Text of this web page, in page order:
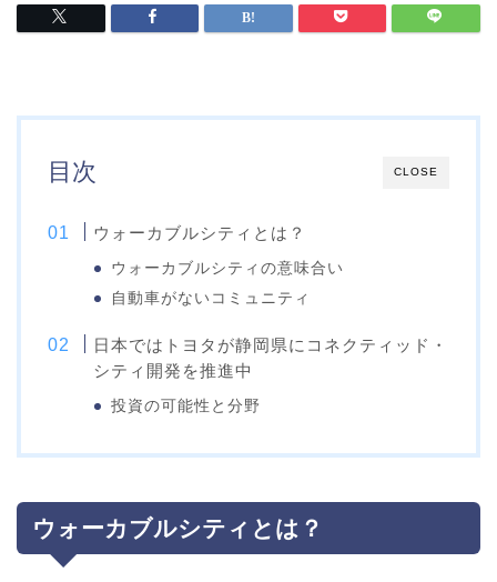
CLOSE
目次
ウォーカブルシティとは？
ウォーカブルシティの意味合い
自動車がないコミュニティ
日本ではトヨタが静岡県にコネクティッド・
シティ開発を推進中
投資の可能性と分野
ウォーカブルシティとは？